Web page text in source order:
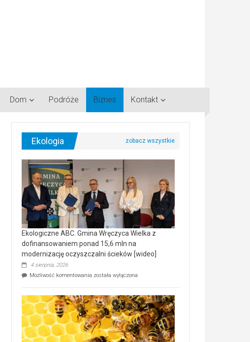
Dom Podróże Biznes Kontakt
Ekologia
Ekologiczne ABC. Gmina Wręczyca Wielka z
dofinansowaniem ponad 15,6 mln na
modernizację oczyszczalni ścieków [wideo]
4 sierpnia, 2026
Możliwość komentowania Ekologiczne
Wręczyca
Wielka
z
dofinansowaniem
ponad
15,6
została wyłączona